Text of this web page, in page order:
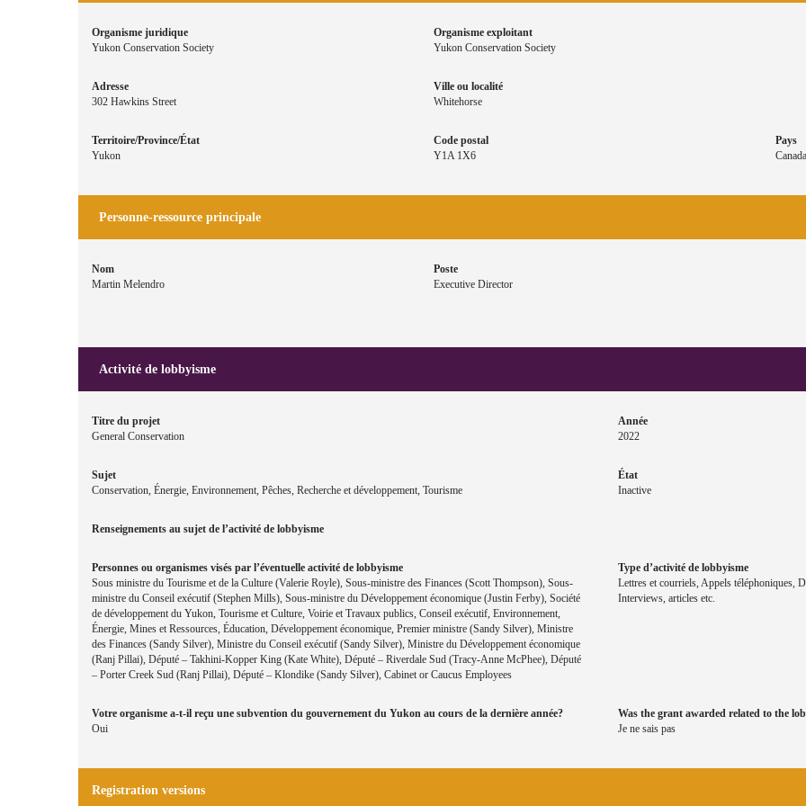
Organisme juridique
Yukon Conservation Society
Organisme exploitant
Yukon Conservation Society
Adresse
302 Hawkins Street
Ville ou localité
Whitehorse
Territoire/Province/État
Yukon
Code postal
Y1A 1X6
Pays
Canada
Personne-ressource principale
Nom
Martin Melendro
Poste
Executive Director
Activité de lobbyisme
Titre du projet
General Conservation
Année
2022
Sujet
Conservation, Énergie, Environnement, Pêches, Recherche et développement, Tourisme
État
Inactive
Renseignements au sujet de l’activité de lobbyisme
Personnes ou organismes visés par l’éventuelle activité de lobbyisme
Sous ministre du Tourisme et de la Culture (Valerie Royle), Sous-ministre des Finances (Scott Thompson), Sous-
ministre du Conseil exécutif (Stephen Mills), Sous-ministre du Développement économique (Justin Ferby), Société
de développement du Yukon, Tourisme et Culture, Voirie et Travaux publics, Conseil exécutif, Environnement,
Énergie, Mines et Ressources, Éducation, Développement économique, Premier ministre (Sandy Silver), Ministre
des Finances (Sandy Silver), Ministre du Conseil exécutif (Sandy Silver), Ministre du Développement économique
(Ranj Pillai), Député – Takhini-Kopper King (Kate White), Député – Riverdale Sud (Tracy-Anne McPhee), Député
– Porter Creek Sud (Ranj Pillai), Député – Klondike (Sandy Silver), Cabinet or Caucus Employees
Type d’activité de lobbyisme
Lettres et courriels, Appels téléphoniques,
Interviews, articles etc.
Votre organisme a-t-il reçu une subvention du gouvernement du Yukon au cours de la dernière année?
Oui
Was the grant awarded related to the
Je ne sais pas
Registration versions